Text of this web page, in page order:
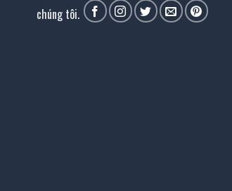
chúng tôi.